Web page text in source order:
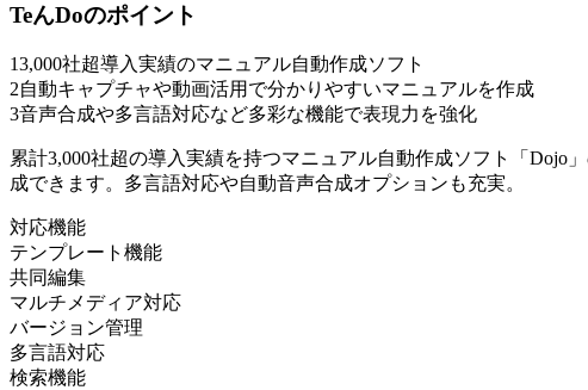
TeんDoのポイント
13,000社超導入実績のマニュアル自動作成ソフト
2自動キャプチャや動画活用で分かりやすいマニュアルを作成
3音声合成や多言語対応など多彩な機能で表現力を強化
累計3,000社超の導入実績を持つマニュアル自動作成ソフト「Dojo
成できます。多言語対応や自動音声合成オプションも充実。
対応機能
テンプレート機能
共同編集
マルチメディア対応
バージョン管理
多言語対応
検索機能